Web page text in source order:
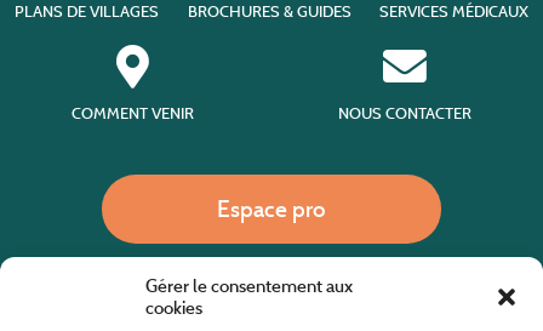
Gérer le consentement aux
cookies
PLANS DE VILLAGES BROCHURES & GUIDES SERVICES MÉDICAUX
COMMENT VENIR NOUS CONTACTER
Espace pro